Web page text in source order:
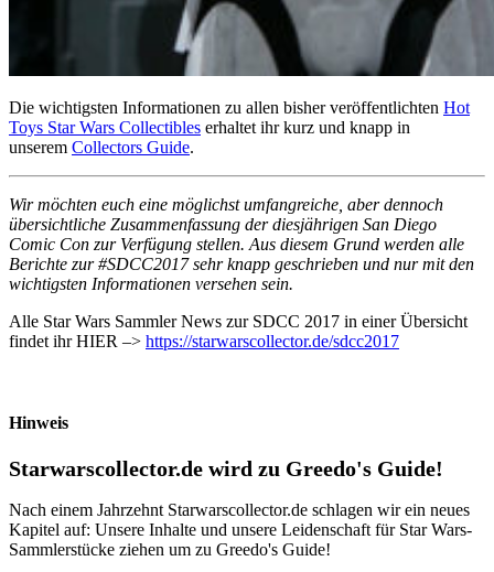
Die wichtigsten Informationen zu allen bisher veröffentlichten Hot
Toys Star Wars Collectibles erhaltet ihr kurz und knapp in
unserem Collectors Guide.
Wir möchten euch eine möglichst umfangreiche, aber dennoch
übersichtliche Zusammenfassung der diesjährigen San Diego
Comic Con zur Verfügung stellen. Aus diesem Grund werden alle
Berichte zur #SDCC2017 sehr knapp geschrieben und nur mit den
wichtigsten Informationen versehen sein.
Alle Star Wars Sammler News zur SDCC 2017 in einer Übersicht
findet ihr HIER –> https://starwarscollector.de/sdcc2017
Hinweis
Starwarscollector.de wird zu Greedo's Guide!
Nach einem Jahrzehnt Starwarscollector.de schlagen wir ein neues
Kapitel auf: Unsere Inhalte und unsere Leidenschaft für Star Wars-
Sammlerstücke ziehen um zu Greedo's Guide!